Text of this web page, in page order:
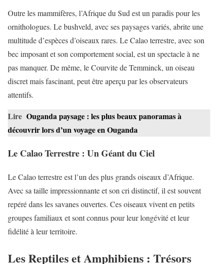
Outre les mammifères, l’Afrique du Sud est un paradis pour les
ornithologues. Le bushveld, avec ses paysages variés, abrite une
multitude d’espèces d’oiseaux rares. Le Calao terrestre, avec son
bec imposant et son comportement social, est un spectacle à ne
pas manquer. De même, le Courvite de Temminck, un oiseau
discret mais fascinant, peut être aperçu par les observateurs
attentifs.
Lire Ouganda paysage : les plus beaux panoramas à
découvrir lors d’un voyage en Ouganda
Le Calao Terrestre : Un Géant du Ciel
Le Calao terrestre est l’un des plus grands oiseaux d’Afrique.
Avec sa taille impressionnante et son cri distinctif, il est souvent
repéré dans les savanes ouvertes. Ces oiseaux vivent en petits
groupes familiaux et sont connus pour leur longévité et leur
fidélité à leur territoire.
Les Reptiles et Amphibiens : Trésors